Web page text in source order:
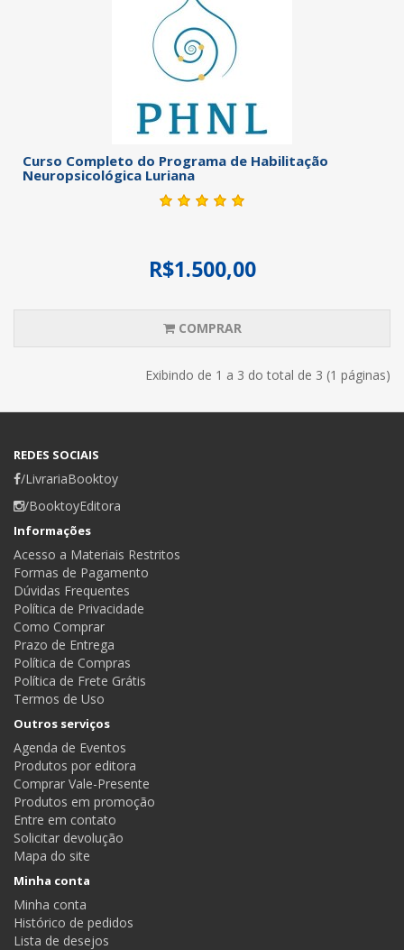
Curso Completo do Programa de Habilitação
Neuropsicológica Luriana
R$1.500,00
COMPRAR
Exibindo de 1 a 3 do total de 3 (1 páginas)
REDES SOCIAIS
/LivrariaBooktoy
/BooktoyEditora
Informações
Acesso a Materiais Restritos
Formas de Pagamento
Dúvidas Frequentes
Política de Privacidade
Como Comprar
Prazo de Entrega
Política de Compras
Política de Frete Grátis
Termos de Uso
Outros serviços
Agenda de Eventos
Produtos por editora
Comprar Vale-Presente
Produtos em promoção
Entre em contato
Solicitar devolução
Mapa do site
Minha conta
Minha conta
Histórico de pedidos
Lista de desejos